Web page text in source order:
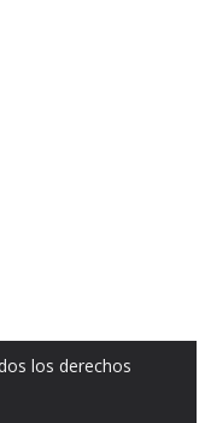
los derechos